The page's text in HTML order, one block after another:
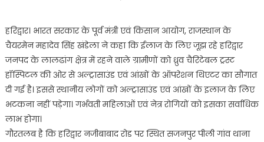
हरिद्वार। भारत सरकार के पूर्व मंत्री एवं किसान आयोग, राजस्थान के
चैयरमेन महादेव सिंह खंडेला ने कहा कि ईलाज के लिए जूझ रहे हरिद्वार
जनपद के लालढांग क्षेत्र में रहने वाले ग्रामीणों को ध्रुव चैरिटेबल ट्रस्ट
हॉस्पिटल की ओर से अल्ट्रासाउंड एवं आंखों के ऑपरेशन थिएटर का सौगात
दी गई है। इससे स्थानीय लोगों को अल्ट्रासाउंड एवं आंखों के इलाज के लिए
भटकना नहीं पड़ेगा। गर्भवती महिलाओं एवं नेत्र रोगियों को इसका सर्वाधिक
लाभ होगा।
गौरतलब है कि हरिद्वार नजीबाबाद रोड पर स्थित सजनपुर पीली गांव थाना